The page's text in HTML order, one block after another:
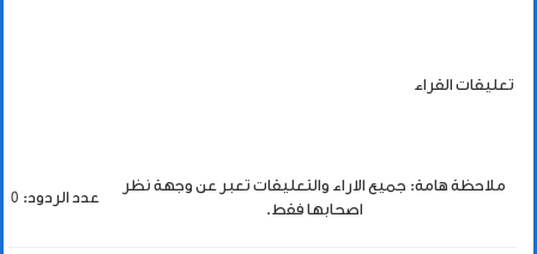
تعليقات القراء
ملاحظة هامة: جميع الاراء والتعليقات تعبر عن وجهة نظر
اصحابها فقط.
عدد الردود: 0